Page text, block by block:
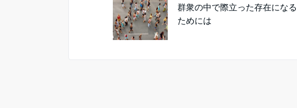
群衆の中で際立った存在になる
ためには